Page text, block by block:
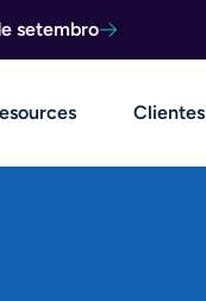
setembro
Clientes